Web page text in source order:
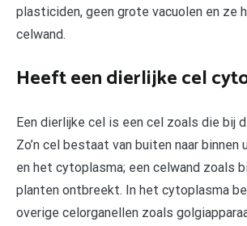
plasticiden, geen grote vacuolen en ze
celwand.
Heeft een dierlijke cel
Een dierlijke cel is een cel zoals die bij
Zo’n cel bestaat van buiten naar binnen
en het cytoplasma; een celwand zoals
planten ontbreekt. In het cytoplasma
overige celorganellen zoals